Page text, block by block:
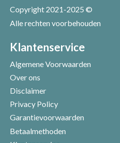
Copyright 2021-2025 ©
Alle rechten voorbehouden
Klantenservice
Algemene Voorwaarden
Over ons
Disclaimer
Privacy Policy
Garantievoorwaarden
Betaalmethoden